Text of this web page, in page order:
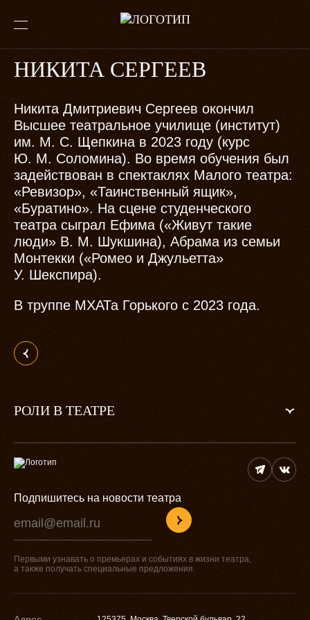
НИКИТА СЕРГЕЕВ
Никита Дмитриевич Сергеев окончил
Высшее театральное училище (институт)
им. М. С. Щепкина в 2023 году (курс
Ю. М. Соломина). Во время обучения был
задействован в спектаклях Малого театра:
«Ревизор», «Таинственный ящик»,
«Буратино». На сцене студенческого
театра сыграл Ефима («Живут такие
люди» В. М. Шукшина), Абрама из семьи
Монтекки («Ромео и Джульетта»
У. Шекспира).
В труппе МХАТа Горького с 2023 года.
РОЛИ В ТЕАТРЕ
Подпишитесь на новости театра
Первыми узнавать о премьерах и событиях в жизни театра,
а также получать специальные предложения.